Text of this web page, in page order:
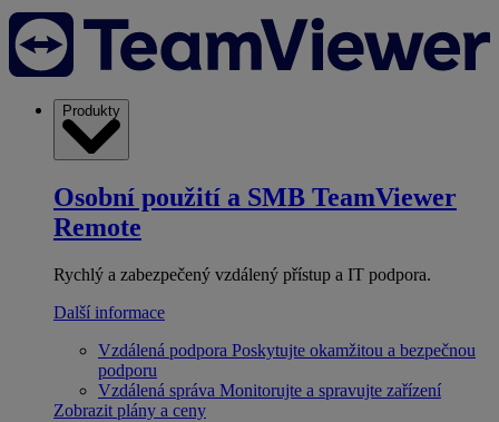
Produkty
Osobní použití a SMB TeamViewer
Remote
Rychlý a zabezpečený vzdálený přístup a IT podpora.
Další informace
Vzdálená podpora Poskytujte okamžitou a bezpečnou
podporu
Vzdálená správa Monitorujte a spravujte zařízení
Zobrazit plány a ceny